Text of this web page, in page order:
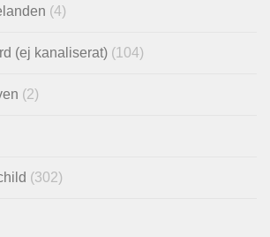
(4)
(ej kanaliserat) (104)
(2)
(302)